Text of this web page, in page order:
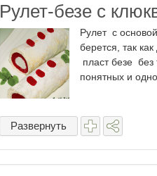
Рулет-безе с
Рулет с
берется, так
пласт безе
понятных и
Развернуть